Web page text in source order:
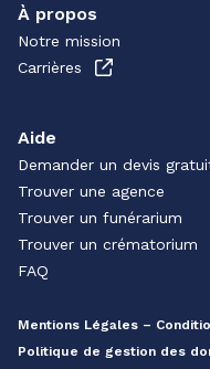
À propos
Notre mission
Carrières
Aide
Demander un devis
Trouver une agence
Trouver un funérarium
Trouver un crématorium
FAQ
Mentions Légales –
Politique de gestion des